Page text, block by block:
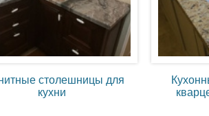
столешницы для
кухни